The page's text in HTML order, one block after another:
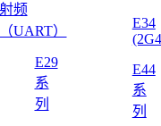
射频
（UART）
E29
系
列
E34
E44
系
列